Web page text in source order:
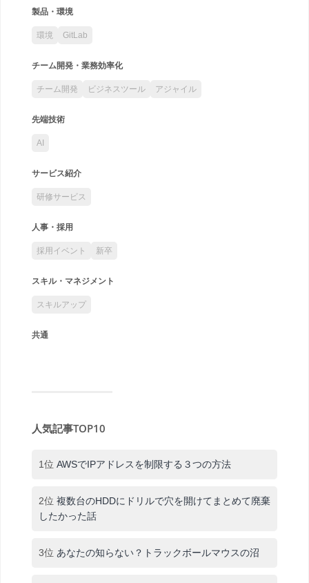
製品・環境
環境 GitLab
チーム開発・業務効率化
チーム開発 ビジネスツール アジャイル
先端技術
AI
サービス紹介
研修サービス
人事・採用
採用イベント 新卒
スキル・マネジメント
スキルアップ
共通
人気記事TOP10
1位 AWSでIPアドレスを制限する３つの方法
2位 複数台のHDDにドリルで穴を開けてまとめて廃棄
したかった話
3位 あなたの知らない？トラックボールマウスの沼